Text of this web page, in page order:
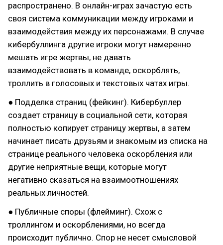
распространено. В онлайн-играх зачастую есть
своя система коммуникации между игроками и
взаимодействия между их персонажами. В случае
кибербуллинга другие игроки могут намеренно
мешать игре жертвы, не давать
взаимодействовать в команде, оскорблять,
троллить в голосовых и текстовых чатах игры.
● Подделка страниц (фейкинг). Кибербуллер
создает страницу в социальной сети, которая
полностью копирует страницу жертвы, а затем
начинает писать друзьям и знакомым из списка на
странице реального человека оскорбления или
другие неприятные вещи, которые могут
негативно сказаться на взаимоотношениях
реальных личностей.
● Публичные споры (флейминг). Схож с
троллингом и оскорблениями, но всегда
происходит публично. Спор не несет смысловой